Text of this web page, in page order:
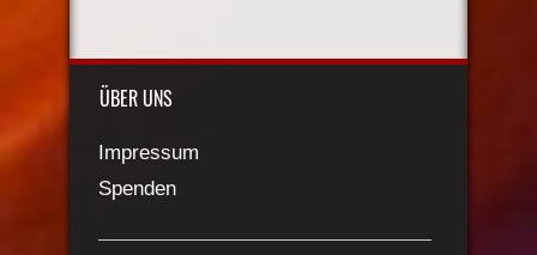
ÜBER UNS
Impressum
Spenden